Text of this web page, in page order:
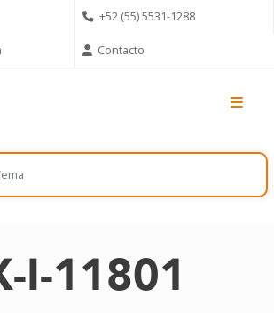
+52 (55) 5531-1288
Contacto
I-11801